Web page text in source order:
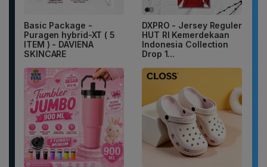
Basic Package -
Puragen hybrid-XT ( 5
ITEM ) - DAVIENA
SKINCARE
DXPRO - Jersey Reguler
HUT RI Kemerdekaan
Indonesia Collection
Drop 1...